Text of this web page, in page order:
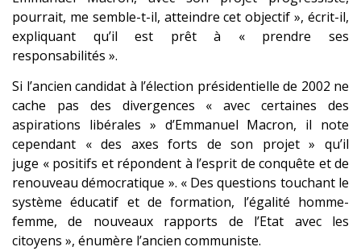
pourrait, me semble-t-il, atteindre cet objectif », écrit-il,
expliquant qu’il est prêt à « prendre ses
responsabilités ».
Si l’ancien candidat à l’élection présidentielle de 2002 ne
cache pas des divergences « avec certaines des
aspirations libérales » d’Emmanuel Macron, il note
cependant « des axes forts de son projet » qu’il
juge « positifs et répondent à l’esprit de conquête et de
renouveau démocratique ». « Des questions touchant le
système éducatif et de formation, l’égalité homme-
femme, de nouveaux rapports de l’Etat avec les
citoyens », énumère l’ancien communiste.